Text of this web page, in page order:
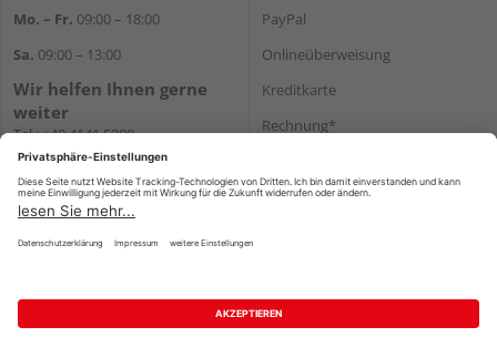
Mo. – Fr. 09:00 – 18:00
Sa. 09:00 – 13:00
Wir helfen Ihnen gerne
weiter
Tel.:+49 4141 5380
E-Mail:shop@holzland-funk.de
WhatsApp
PayPal
Onlineüberweisung
Kreditkarte
Rechnung*
Versand
Impressum AGB Widerruf
Datenschutz